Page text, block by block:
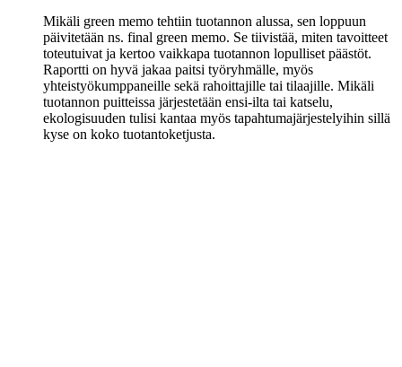
Mikäli green memo tehtiin tuotannon alussa, sen loppuun
päivitetään ns. final green memo. Se tiivistää, miten tavoitteet
toteutuivat ja kertoo vaikkapa tuotannon lopulliset päästöt.
Raportti on hyvä jakaa paitsi työryhmälle, myös
yhteistyökumppaneille sekä rahoittajille tai tilaajille. Mikäli
tuotannon puitteissa järjestetään ensi-ilta tai katselu,
ekologisuuden tulisi kantaa myös tapahtumajärjestelyihin sillä
kyse on koko tuotantoketjusta.